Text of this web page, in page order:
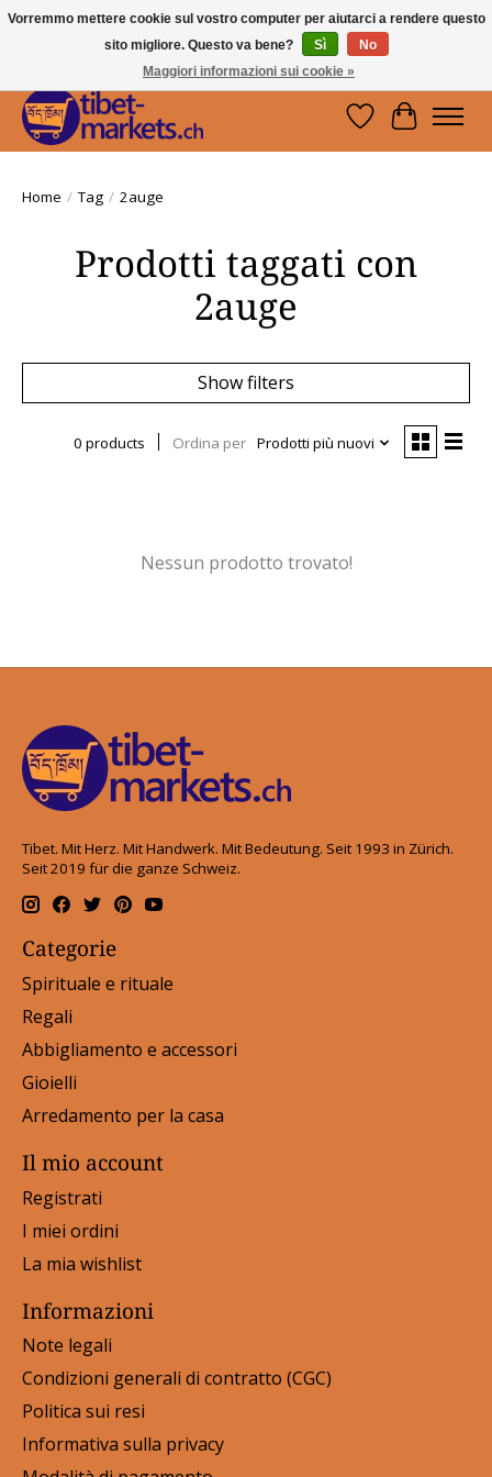
Handwerkskunst vom Dach der Welt.
Holen Sie sich ein Stück Tibet.
Lista deiCarrello
Home / Tag / 2auge
Prodotti taggati con
2auge
Show filters
0 products Ordina per Prodotti più nuovi
Nessun prodotto trovato!
Tibet. Mit Herz. Mit Handwerk. Mit Bedeutung. Seit 1993 in Zürich.
Seit 2019 für die ganze Schweiz.
Categorie
Spirituale e rituale
Regali
Abbigliamento e accessori
Gioielli
Arredamento per la casa
Il mio account
Registrati
I miei ordini
La mia wishlist
Informazioni
Note legali
Condizioni generali di contratto (CGC)
Politica sui resi
Informativa sulla privacy
Vorremmo mettere cookie sul vostro computer per aiutarci a rendere questo
sito migliore. Questo va bene?
Sì
No
Maggiori informazioni sui cookie »